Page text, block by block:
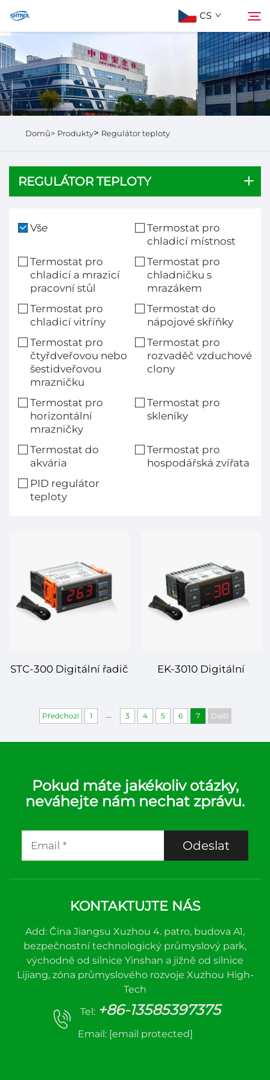
CS
Informace o nás
Produkty
Hledat
Domů> Produkty> Regulátor teploty
REGULÁTOR TEPLOTY
Vše
Termostat pro
chladicí místnost
Termostat pro
chladicí a mrazicí
pracovní stůl
Termostat pro
chladničku s
mrazákem
Termostat pro
chladicí vitríny
Termostat do
nápojové skříňky
Termostat pro
čtyřdveřovou nebo
šestidveřovou
mrazničku
Termostat pro
rozvaděč vzduchové
clony
Termostat pro
horizontální
mrazničky
Termostat pro
skleníky
Termostat do
akvária
Termostat pro
hospodářská zvířata
PID regulátor
teploty
STC-300 Digitální řadič
univerzálnost pro
efektivní správu teploty
EK-3010 Digitální
Přesnost v dosahu
vašich prstů
Předchozí 1 ... 3 4 5 6 7 Další
Pokud máte jakékoliv otázky,
neváhejte nám nechat zprávu.
Odeslat
KONTAKTUJTE NÁS
Add: Čína Jiangsu Xuzhou 4. patro, budova A1,
bezpečnostní technologický průmyslový park,
východně od silnice Yinshan a jižně od silnice
Lijiang, zóna průmyslového rozvoje Xuzhou High-
Tech
Tel: +86-13585397375
Email: [email protected]